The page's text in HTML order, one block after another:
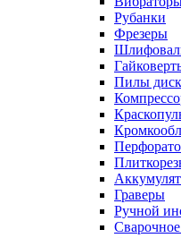
Рубанки
Фрезеры
Пилы
Граверы
Ручной